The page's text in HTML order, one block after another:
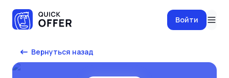
Войти
Вернуться назад